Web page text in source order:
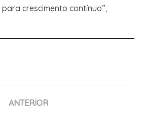
crescimento contínuo”,
ANTERIOR